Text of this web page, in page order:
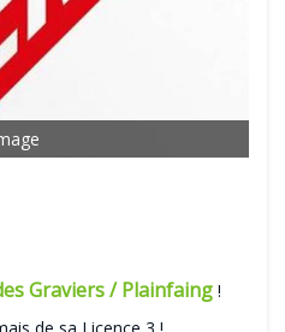
Graviers / Plainfaing !